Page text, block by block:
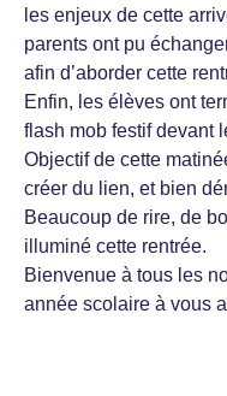
les enjeux de cette
parents ont pu
afin d’aborder cette
Enfin, les élèves ont
flash mob festif devant
Objectif de cette
créer du lien, et bien
Beaucoup de rire, de
illuminé cette rentrée.
Bienvenue à tous les
année scolaire à vous